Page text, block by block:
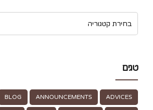
טגים
ADVICES
ANNOUNCEMENTS
BLOG